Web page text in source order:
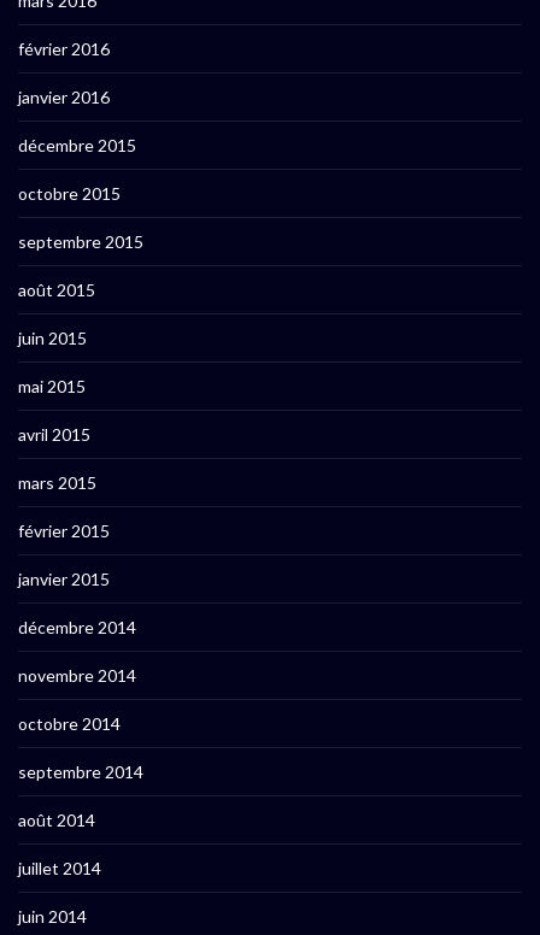
février 2016
janvier 2016
décembre 2015
octobre 2015
septembre 2015
août 2015
juin 2015
mai 2015
avril 2015
mars 2015
février 2015
janvier 2015
décembre 2014
novembre 2014
octobre 2014
septembre 2014
août 2014
juillet 2014
juin 2014